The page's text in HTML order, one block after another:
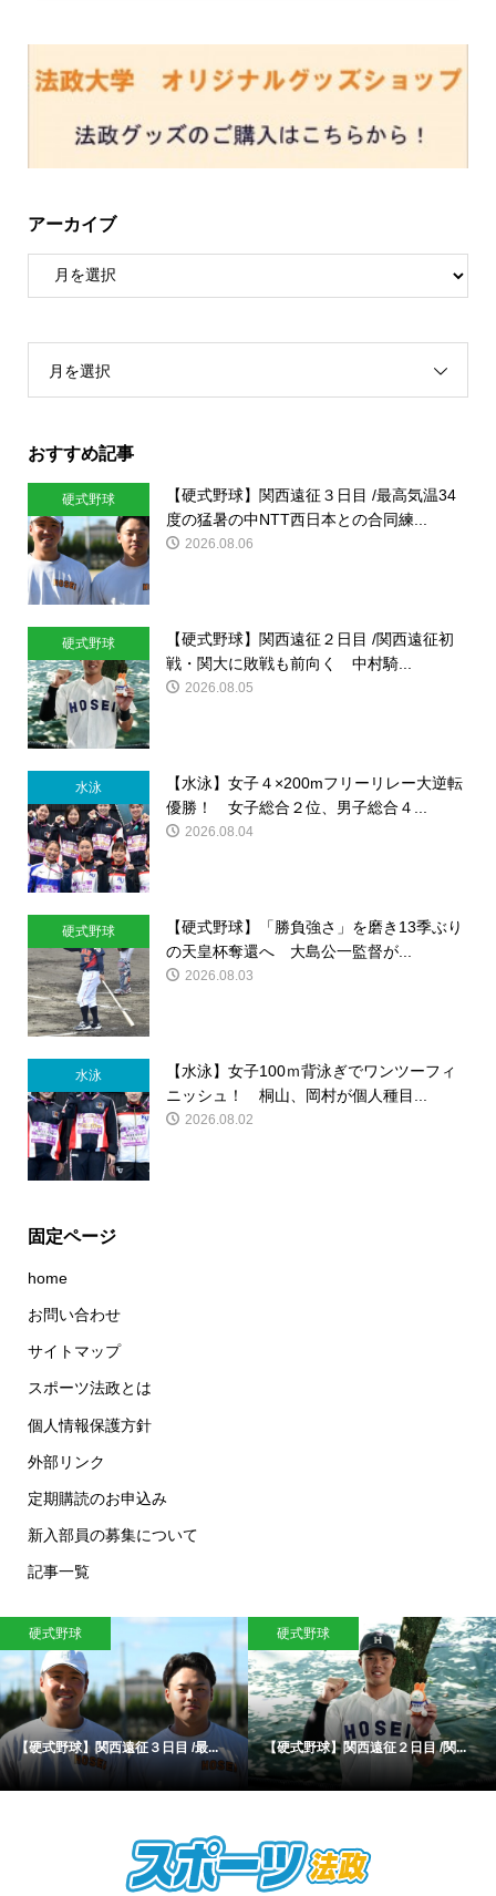
アーカイブ
月を選択
おすすめ記事
硬式野球
【硬式野球】関西遠征３日目 /最高気温34
度の猛暑の中NTT西日本との合同練...
2026.08.06
硬式野球
【硬式野球】関西遠征２日目 /関西遠征初
戦・関大に敗戦も前向く 中村騎...
2026.08.05
水泳
【水泳】女子４×200mフリーリレー大逆転
優勝！ 女子総合２位、男子総合４...
2026.08.04
硬式野球
【硬式野球】「勝負強さ」を磨き13季ぶり
の天皇杯奪還へ 大島公一監督が...
2026.08.03
水泳
【水泳】女子100ｍ背泳ぎでワンツーフィ
ニッシュ！ 桐山、岡村が個人種目...
2026.08.02
固定ページ
home
お問い合わせ
サイトマップ
スポーツ法政とは
個人情報保護方針
外部リンク
定期購読のお申込み
新入部員の募集について
記事一覧
硬式野球
【硬式野球】関西遠征３日目 /最...
硬式野球
【硬式野球】関西遠征２日目 /関...